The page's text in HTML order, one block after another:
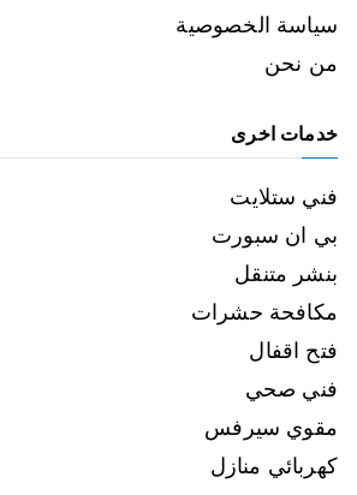
سياسة الخصوصية
من نحن
خدمات اخرى
فني ستلايت
بي ان سبورت
بنشر متنقل
مكافحة حشرات
فتح اقفال
فني صحي
مقوي سيرفس
كهربائي منازل